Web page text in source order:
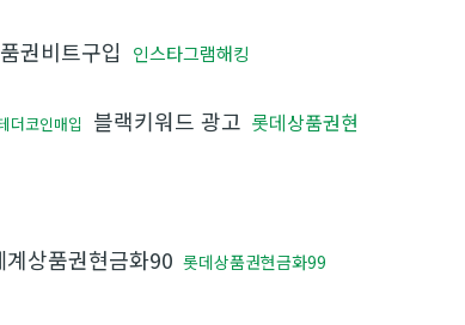
권비트구입 인스타그램해킹
더코인매입 블랙키워드 광고 롯데상품권현
계상품권현금화90 롯데상품권현금화99